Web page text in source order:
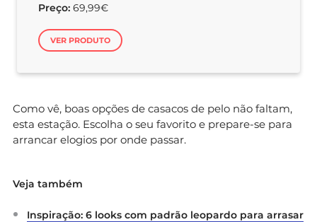
Preço: 69,99€
VER PRODUTO
Como vê, boas opções de casacos de pelo não faltam,
esta estação. Escolha o seu favorito e prepare-se para
arrancar elogios por onde passar.
Veja também
Inspiração: 6 looks com padrão leopardo para arrasar